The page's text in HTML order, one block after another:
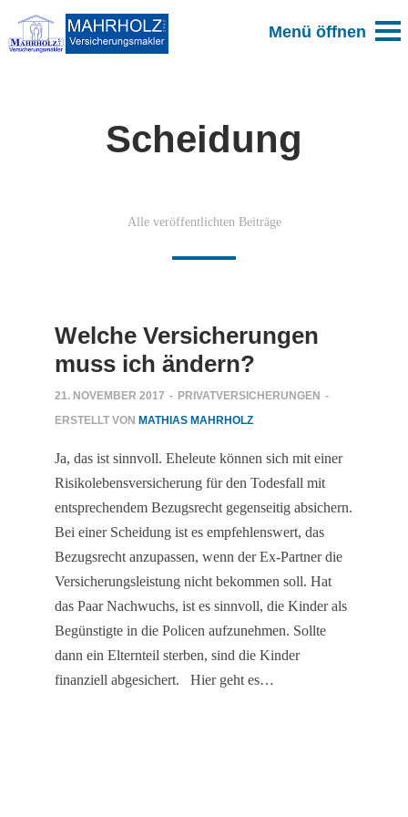
Scheidung
Alle veröffentlichten Beiträge
Welche Versicherungen
muss ich ändern?
21. NOVEMBER 2017 - PRIVATVERSICHERUNGEN -
ERSTELLT VON MATHIAS MAHRHOLZ
Ja, das ist sinnvoll. Eheleute können sich mit einer
Risikolebensversicherung für den Todesfall mit
entsprechendem Bezugsrecht gegenseitig absichern.
Bei einer Scheidung ist es empfehlenswert, das
Bezugsrecht anzupassen, wenn der Ex-Partner die
Versicherungsleistung nicht bekommen soll. Hat
das Paar Nachwuchs, ist es sinnvoll, die Kinder als
Begünstigte in die Policen aufzunehmen. Sollte
dann ein Elternteil sterben, sind die Kinder
finanziell abgesichert. Hier geht es…